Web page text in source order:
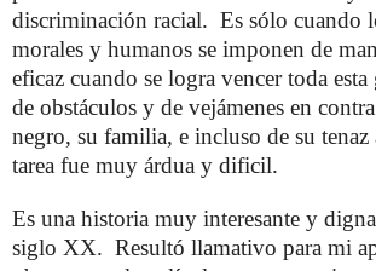
discriminación racial. Es sólo cuando
morales y humanos se imponen de
eficaz cuando se logra vencer toda esta
de obstáculos y de vejámenes en
negro, su familia, e incluso de su
tarea fue muy árdua y dificil.
Es una historia muy interesante y
siglo XX. Resultó llamativo para mi